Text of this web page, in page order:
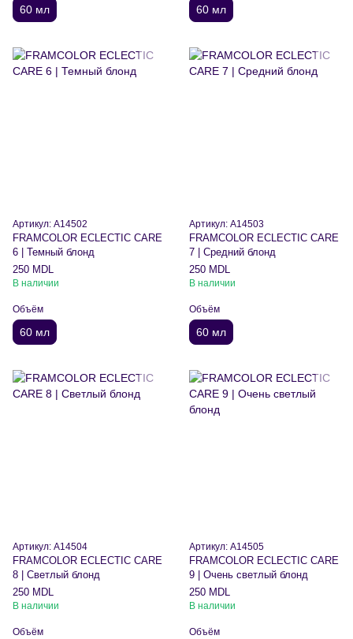
60 мл 60 мл
Артикул: A14502
FRAMCOLOR ECLECTIC CARE
6 | Темный блонд
250 MDL
В наличии
Объём
60 мл
Артикул: A14503
FRAMCOLOR ECLECTIC CARE
7 | Средний блонд
250 MDL
В наличии
Объём
60 мл
Артикул: A14504
FRAMCOLOR ECLECTIC CARE
8 | Светлый блонд
250 MDL
В наличии
Объём
Артикул: A14505
FRAMCOLOR ECLECTIC CARE
9 | Очень светлый блонд
250 MDL
В наличии
Объём